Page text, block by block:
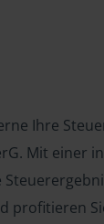
Ihre
Mit einer
profitieren